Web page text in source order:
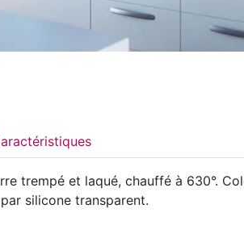
trempé et laqué, chauffé à 630°.
silicone transparent.